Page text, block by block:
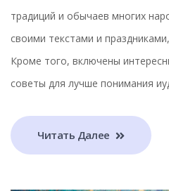
традиций и обычаев многих
своими текстами и
Кроме того, включены
советы для лучше понимания
Читать Далее